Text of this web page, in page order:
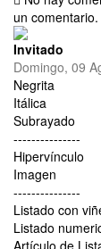
un comentario.
Invitado
Domingo, 09
Negrita
Itálica
Subrayado
---------------
Hipervínculo
Imagen
---------------
Listado con
Listado